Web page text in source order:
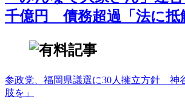
千億円 債務超過「法に抵
参政党、福岡県議選に30人擁立方針 神
肢を」